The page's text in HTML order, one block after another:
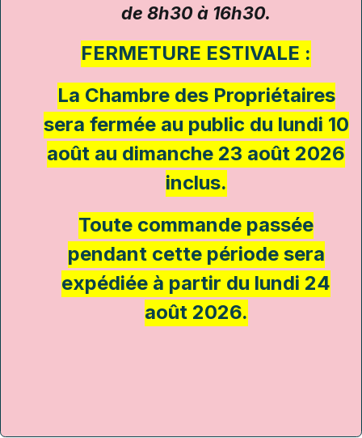
de 8h30 à 16h30.
FERMETURE ESTIVALE :
La Chambre des Propriétaires
sera fermée au public du lundi 10
août au dimanche 23 août 2026
inclus.
Toute commande passée
pendant cette période sera
expédiée à partir du lundi 24
août 2026.